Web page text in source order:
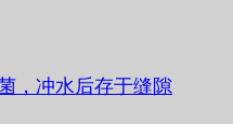
，冲水后存于缝隙